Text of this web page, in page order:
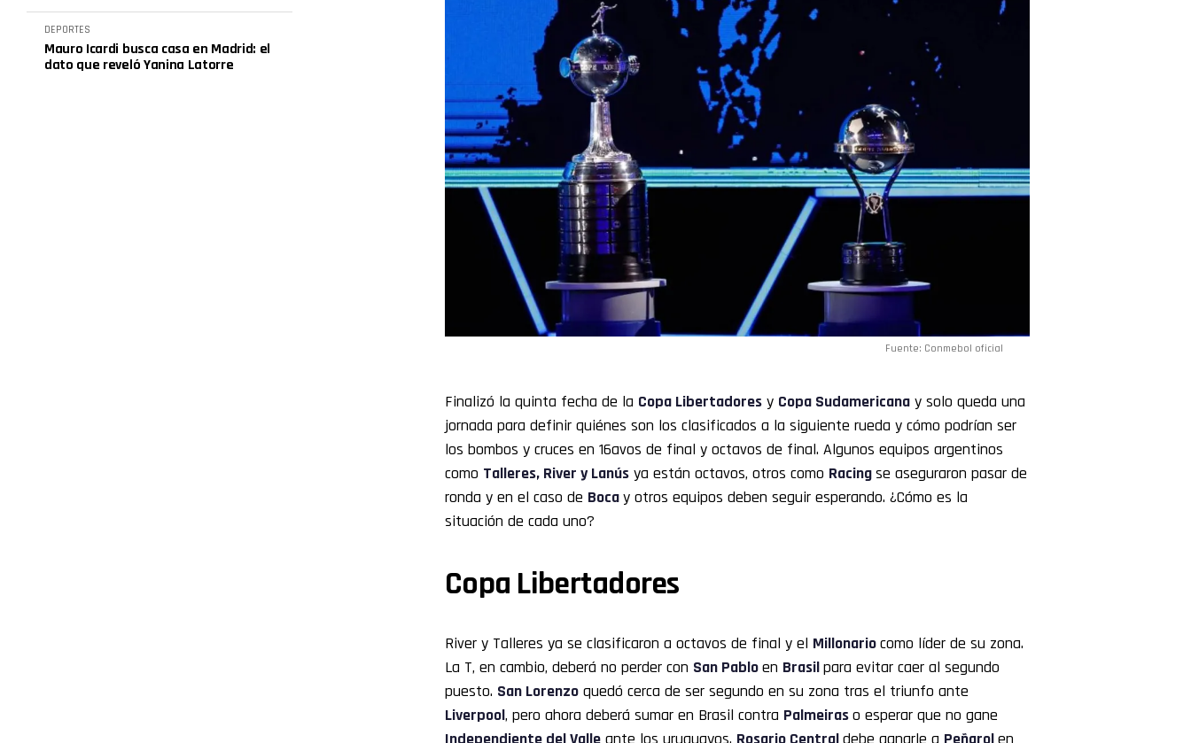
DEPORTES
Mauro Icardi busca casa en Madrid: el
dato que reveló Yanina Latorre
Fuente: Conmebol oficial
Finalizó la quinta fecha de la Copa Libertadores y Copa Sudamericana y solo queda una
jornada para definir quiénes son los clasificados a la siguiente rueda y cómo podrían ser
los bombos y cruces en 16avos de final y octavos de final. Algunos equipos argentinos
como Talleres, River y Lanús ya están octavos, otros como Racingse aseguraron pasar de
ronda y en el caso de Bocay otros equipos deben seguir esperando. ¿Cómo es la
situación de cada uno?
Copa Libertadores
River y Talleres ya se clasificaron a octavos de final y el Millonariocomo líder de su zona.
La T, en cambio, deberá no perder con San Pabloen Brasilpara evitar caer al segundo
puesto. San Lorenzo quedó cerca de ser segundo en su zona tras el triunfo ante
Liverpool, pero ahora deberá sumar en Brasil contra Palmeiraso esperar que no gane